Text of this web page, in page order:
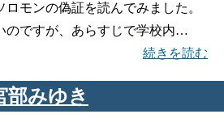
モンの偽証を読んでみました。
のですが、あらすじで学校内…
続きを読む
部みゆき